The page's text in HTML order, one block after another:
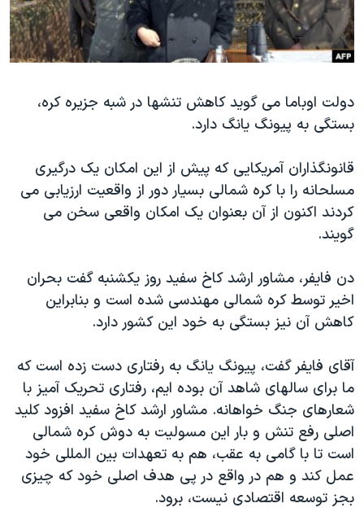
فرهنگ و زندگی
حقوق شهروندی
علم و فناوری
اسرائیل در جنگ
گالری عکس
آرشیو پخش زنده
مستندها
انتخابات ریاست جمهوری آمریکا ۲۰۲۴
رمز مهسا
ورزش زنان در ایران
اعتراضات زن، زندگی، آزادی
مجموعه مستندهای دادخواهی
تریبونال مردمی آبان ۹۸
چهل سال گروگان‌گیری
قانون شفافیت دارائی کادر رهبری ایران
اسرائیل در جنگ
نرگس محمدی برنده جایزه نوبل صلح
همایش محافظه‌کاران آمریکا «سی‌پک»
صفحه‌های ویژه
سفر پرزیدنت ترامپ به چین
دنبال کنید
زبانهای مختلف
دولت اوباما می گوید کاهش تنشها در شبه جزیره کره،
بستگی به پیونگ یانگ دارد.
قانونگذاران آمریکایی که پیش از این امکان یک درگیری
مسلحانه را با کره شمالی بسیار دور از واقعیت ارزیابی می
کردند اکنون از آن بعنوان یک امکان واقعی سخن می
گویند.
دن فایفر، مشاور ارشد کاخ سفید روز یکشنبه گفت بحران
اخیر توسط کره شمالی مهندسی شده است و بنابراین
کاهش آن نیز بستگی به خود این کشور دارد.
آقای فایفر گفت، پیونگ یانگ به رفتاری دست زده است که
ما برای سالهای شاهد آن بوده ایم، رفتاری تحریک آمیز با
شعارهای جنگ خواهانه. مشاور ارشد کاخ سفید افزود کلید
اصلی رفع تنش و بار این مسولیت به دوش کره شمالی
است تا با گامی به عقب، هم به تعهدات بین المللی خود
عمل کند و هم در واقع در پی هدف اصلی خود که چیزی
بجز توسعه اقتصادی نیست، برود.